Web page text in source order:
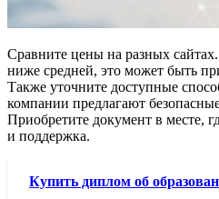
Сравните цены на разных
ниже средней, это может быть
Также уточните доступные
компании предлагают
Приобретите документ в месте,
и поддержка.
Купить диплом об